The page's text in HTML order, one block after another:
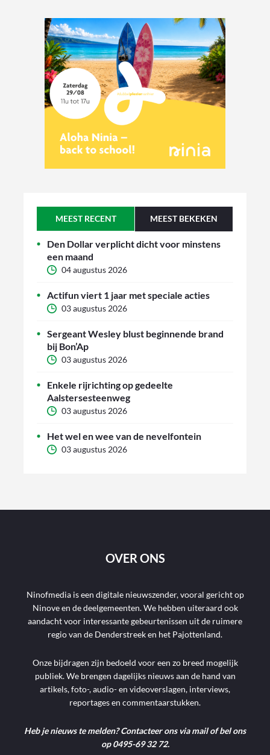
MEEST RECENT MEEST BEKEKEN
Den Dollar verplicht dicht voor minstens
een maand
04 augustus 2026
Actifun viert 1 jaar met speciale acties
03 augustus 2026
Sergeant Wesley blust beginnende brand
bij Bon’Ap
03 augustus 2026
Enkele rijrichting op gedeelte
Aalstersesteenweg
03 augustus 2026
Het wel en wee van de nevelfontein
03 augustus 2026
OVER ONS
Ninofmedia is een digitale nieuwszender, vooral gericht op
Ninove en de deelgemeenten. We hebben uiteraard ook
aandacht voor interessante gebeurtenissen uit de ruimere
regio van de Denderstreek en het Pajottenland.
Onze bijdragen zijn bedoeld voor een zo breed mogelijk
publiek. We brengen dagelijks nieuws aan de hand van
artikels, foto-, audio- en videoverslagen, interviews,
reportages en commentaarstukken.
Heb je nieuws te melden? Contacteer ons via mail of bel ons
op 0495-69 32 72.